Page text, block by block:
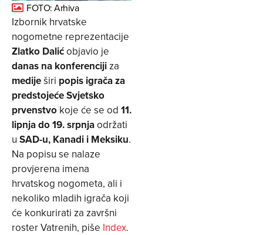
FOTO: Arhiva
Izbornik hrvatske
nogometne reprezentacije
Zlatko Dalićobjavio je
danas na konferencijiza
mediješiri popis igrača za
predstojeće Svjetsko
prvenstvo koje će se od 11.
lipnja do 19. srpnjaodržati
u SAD-u, Kanadi i Meksiku.
Na popisu se nalaze
provjerena imena
hrvatskog nogometa, ali i
nekoliko mladih igrača koji
će konkurirati za završni
roster Vatrenih, piše Index.